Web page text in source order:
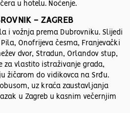
u hotelu. Noćenje.
- ZAGREB
i vožnja prema Dubrovniku. Slijedi
Onofrijeva česma, Franjevački
dvor, Stradun, Orlandov stup,
za vlastito istraživanje grada,
žičarom do vidikovca na Srđu.
uz kraća zaustavljanja
u Zagreb u kasnim večernjim